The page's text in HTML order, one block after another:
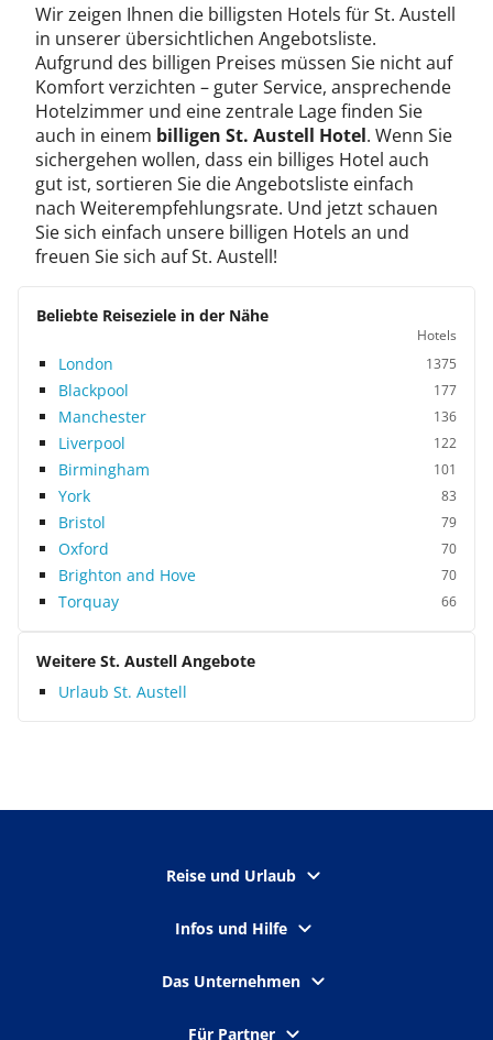
Wir zeigen Ihnen die billigsten Hotels für St. Austell
in unserer übersichtlichen Angebotsliste.
Aufgrund des billigen Preises müssen Sie nicht auf
Komfort verzichten – guter Service, ansprechende
Hotelzimmer und eine zentrale Lage finden Sie
auch in einem billigen St. Austell Hotel. Wenn Sie
sichergehen wollen, dass ein billiges Hotel auch
gut ist, sortieren Sie die Angebotsliste einfach
nach Weiterempfehlungsrate. Und jetzt schauen
Sie sich einfach unsere billigen Hotels an und
freuen Sie sich auf St. Austell!
Beliebte Reiseziele in der Nähe
Hotels
London 1375
Blackpool 177
Manchester 136
Liverpool 122
Birmingham 101
York 83
Bristol 79
Oxford 70
Brighton and Hove 70
Torquay 66
Weitere St. Austell Angebote
Urlaub St. Austell
Reise und Urlaub
Infos und Hilfe
Das Unternehmen
Für Partner